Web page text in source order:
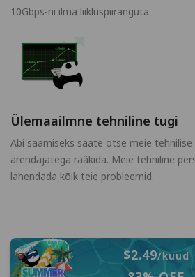
10Gbps-ni ilma liikluspiiranguta.
Ülemaailmne tehniline tugi
Abi saamiseks saate otse meie
arendajatega rääkida. Meie tehniline
lahendada kõik teie probleemid.
$2.49/kuud